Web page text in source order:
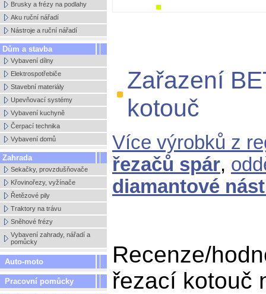
Brusky a frézy na podlahy
Aku ruční nářadí
Nástroje a ruční nářadí
Dům a stavba
Vybavení dílny
Elektrospotřebiče
Stavební materiály
Upevňovací systémy
Vybavení kuchyně
Čerpací technika
Vybavení domů
Zahrada
Sekačky, provzdušňovače
Křovinořezy, vyžínače
Řetězové pily
Traktory na trávu
Sněhové frézy
Vybavení zahrady, nářadí a
pomůcky
Auto-moto
Pracovní pomůcky
Zařazení
kotouč
Více výrobků z
řezačů spár,
diamantové
Recenze/
řezací kotouč